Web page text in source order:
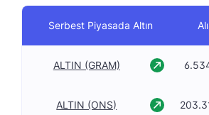
Serbest Piyasada Altın
ALTIN (GRAM)
ALTIN (ONS)